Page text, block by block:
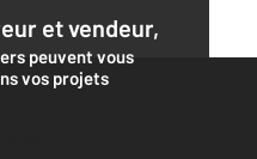
et vendeur,
peuvent vous
vos projets